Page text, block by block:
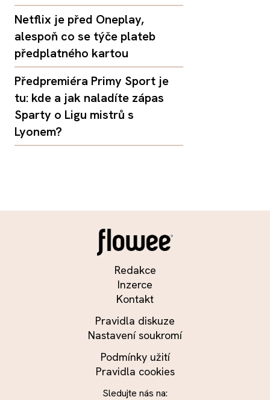
Netflix je před Oneplay,
alespoň co se týče plateb
předplatného kartou
Předpremiéra Primy Sport je
tu: kde a jak naladíte zápas
Sparty o Ligu mistrů s
Lyonem?
Redakce
Inzerce
Kontakt
Pravidla diskuze
Nastavení soukromí
Podmínky užití
Pravidla cookies
Sledujte nás na: